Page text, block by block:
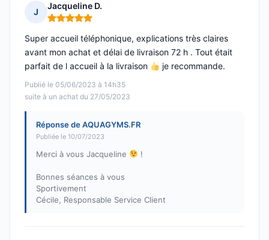
J
Jacqueline D.
Note : 5 sur 5
Publié le 05/06/2023 à 14h35
suite à un achat du 27/05/2023
Super accueil téléphonique, explications très claires
avant mon achat et délai de livraison 72 h . Tout était
parfait de l accueil à la livraison
je recommande.
Réponse de AQUAGYMS.FR
Publiée le 10/07/2023
Merci à vous Jacqueline !
Bonnes séances à vous
Sportivement
Cécile, Responsable Service Client